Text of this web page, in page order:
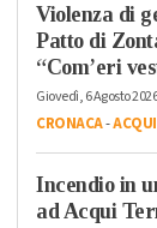
Violenza di
Patto di
“Com’eri
Giovedì, 6 Agosto
CRONACA-
Incendio in
ad Acqui